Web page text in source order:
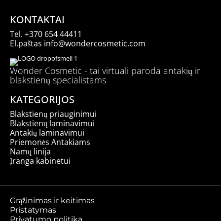
paštas*
adresą ir interneto puslapį, kad jų nebereiktų įvesti iš naujo, kai
kitą kartą vėl norėsiu parašyti komentarą.
KONTAKTAI
Tel. +370 654 44411
El.paštas info@wondercosmetic.com
Wonder Cosmetic - tai virtuali paroda antakių ir
blakstienų specialistams
KATEGORIJOS
Blakstienų priauginimui
Blakstienų laminavimui
Antakių laminavimui
Priemonės Antakiams
Namų linija
Įranga kabinetui
Grąžinimas ir keitimas
Pristatymas
Privatumo politika